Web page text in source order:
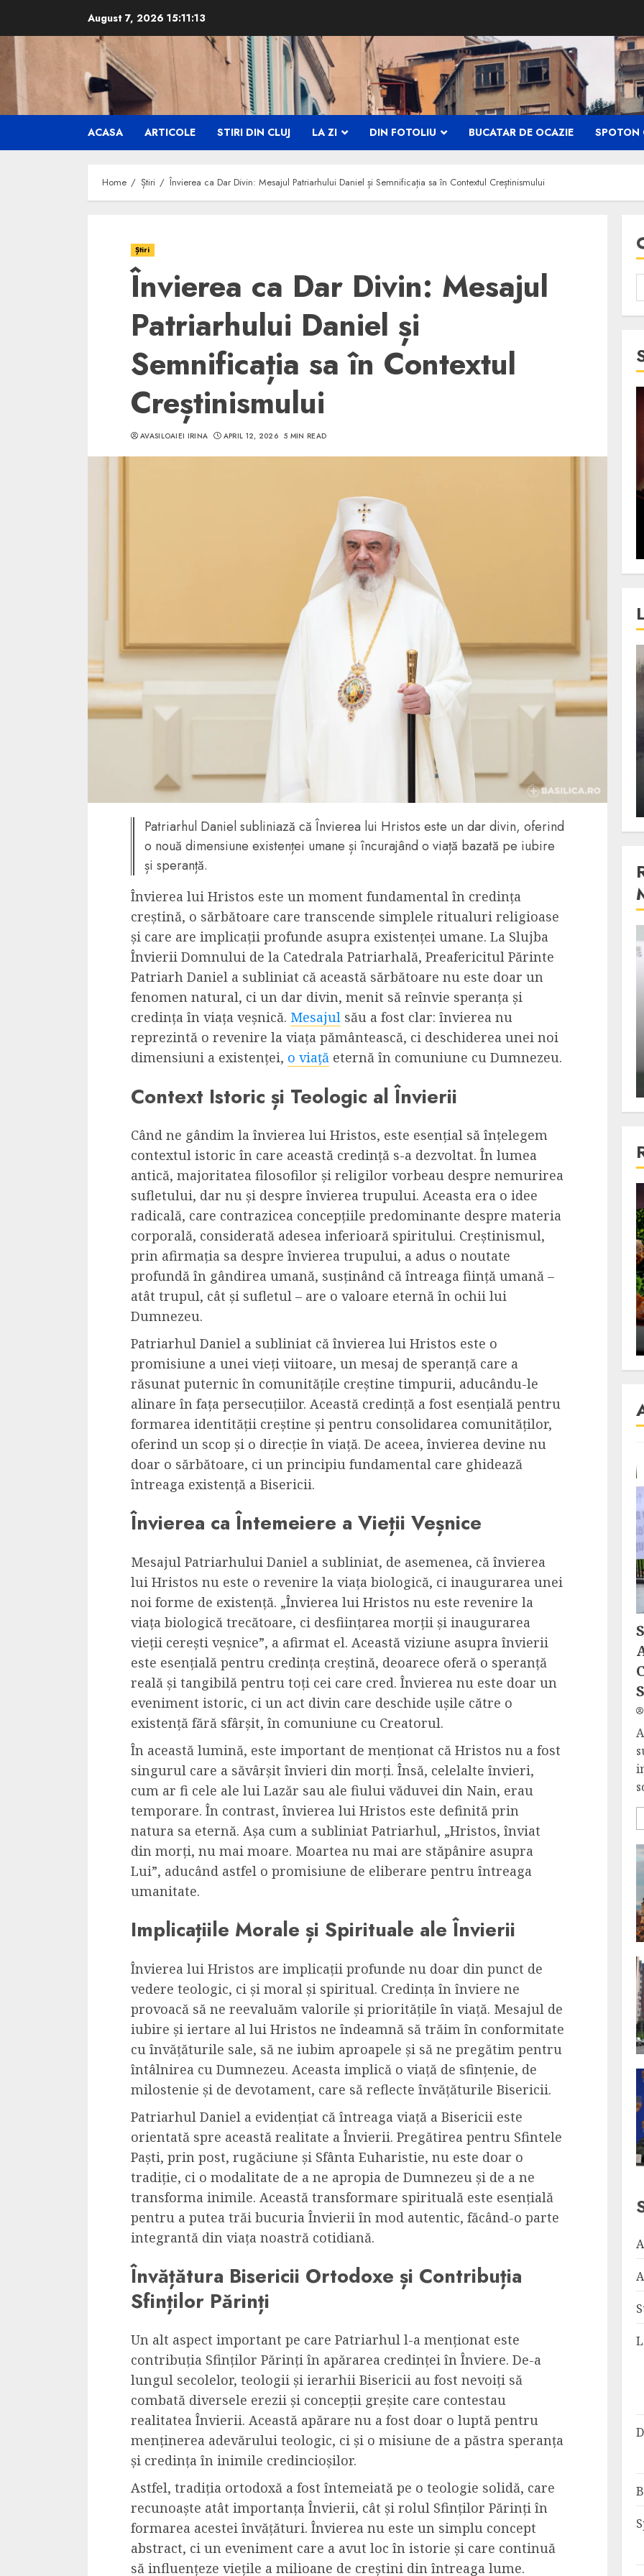
content
August 7, 2026 15:11:15
ACASA ARTICOLE STIRI DIN CLUJ LA ZI DIN FOTOLIU BUCATAR DE OCAZIE SPOTON
Home Știri Învierea ca Dar Divin: Mesajul Patriarhului Daniel și Semnificația sa în Contextul Creștinismului
Știri
Învierea ca Dar Divin: Mesajul
Patriarhului Daniel și
Semnificația sa în Contextul
Creștinismului
AVASILOAIEI IRINA APRIL 12, 2026 5 MIN READ
Patriarhul Daniel subliniază că Învierea lui Hristos este un dar divin, oferind
o nouă dimensiune existenței umane și încurajând o viață bazată pe iubire
și speranță.
Învierea lui Hristos este un moment fundamental în credința
creștină, o sărbătoare care transcende simplele ritualuri religioase
și care are implicații profunde asupra existenței umane. La Slujba
Învierii Domnului de la Catedrala Patriarhală, Preafericitul Părinte
Patriarh Daniel a subliniat că această sărbătoare nu este doar un
fenomen natural, ci un dar divin, menit să reînvie speranța și
credința în viața veșnică. Mesajul său a fost clar: învierea nu
reprezintă o revenire la viața pământească, ci deschiderea unei noi
dimensiuni a existenței, o viață eternă în comuniune cu Dumnezeu.
Context Istoric și Teologic al Învierii
Când ne gândim la învierea lui Hristos, este esențial să înțelegem
contextul istoric în care această credință s-a dezvoltat. În lumea
antică, majoritatea filosofilor și religilor vorbeau despre nemurirea
sufletului, dar nu și despre învierea trupului. Aceasta era o idee
radicală, care contrazicea concepțiile predominante despre materia
corporală, considerată adesea inferioară spiritului. Creștinismul,
prin afirmația sa despre învierea trupului, a adus o noutate
profundă în gândirea umană, susținând că întreaga ființă umană –
atât trupul, cât și sufletul – are o valoare eternă în ochii lui
Dumnezeu.
Patriarhul Daniel a subliniat că învierea lui Hristos este o
promisiune a unei vieți viitoare, un mesaj de speranță care a
răsunat puternic în comunitățile creștine timpurii, aducându-le
alinare în fața persecuțiilor. Această credință a fost esențială pentru
formarea identității creștine și pentru consolidarea comunităților,
oferind un scop și o direcție în viață. De aceea, învierea devine nu
doar o sărbătoare, ci un principiu fundamental care ghidează
întreaga existență a Bisericii.
Învierea ca Întemeiere a Vieții Veșnice
Mesajul Patriarhului Daniel a subliniat, de asemenea, că învierea
lui Hristos nu este o revenire la viața biologică, ci inaugurarea unei
noi forme de existență. „Învierea lui Hristos nu este revenire la
viața biologică trecătoare, ci desființarea morții și inaugurarea
vieții cerești veșnice”, a afirmat el. Această viziune asupra învierii
este esențială pentru credința creștină, deoarece oferă o speranță
reală și tangibilă pentru toți cei care cred. Învierea nu este doar un
eveniment istoric, ci un act divin care deschide ușile către o
existență fără sfârșit, în comuniune cu Creatorul.
În această lumină, este important de menționat că Hristos nu a fost
singurul care a săvârșit învieri din morți. Însă, celelalte învieri,
cum ar fi cele ale lui Lazăr sau ale fiului văduvei din Nain, erau
temporare. În contrast, învierea lui Hristos este definită prin
natura sa eternă. Așa cum a subliniat Patriarhul, „Hristos, înviat
din morți, nu mai moare. Moartea nu mai are stăpânire asupra
Lui”, aducând astfel o promisiune de eliberare pentru întreaga
umanitate.
Implicațiile Morale și Spirituale ale Învierii
Învierea lui Hristos are implicații profunde nu doar din punct de
vedere teologic, ci și moral și spiritual. Credința în înviere ne
provoacă să ne reevaluăm valorile și prioritățile în viață. Mesajul de
iubire și iertare al lui Hristos ne îndeamnă să trăim în conformitate
cu învățăturile sale, să ne iubim aproapele și să ne pregătim pentru
întâlnirea cu Dumnezeu. Aceasta implică o viață de sfințenie, de
milostenie și de devotament, care să reflecte învățăturile Bisericii.
Patriarhul Daniel a evidențiat că întreaga viață a Bisericii este
orientată spre această realitate a Învierii. Pregătirea pentru Sfintele
Paști, prin post, rugăciune și Sfânta Euharistie, nu este doar o
tradiție, ci o modalitate de a ne apropia de Dumnezeu și de a ne
transforma inimile. Această transformare spirituală este esențială
pentru a putea trăi bucuria Învierii în mod autentic, făcând-o parte
integrantă din viața noastră cotidiană.
Învățătura Bisericii Ortodoxe și Contribuția
Sfinților Părinți
Un alt aspect important pe care Patriarhul l-a menționat este
contribuția Sfinților Părinți în apărarea credinței în Înviere. De-a
lungul secolelor, teologii și ierarhii Bisericii au fost nevoiți să
combată diversele erezii și concepții greșite care contestau
realitatea Învierii. Această apărare nu a fost doar o luptă pentru
menținerea adevărului teologic, ci și o misiune de a păstra speranța
și credința în inimile credincioșilor.
Astfel, tradiția ortodoxă a fost întemeiată pe o teologie solidă, care
recunoaște atât importanța Învierii, cât și rolul Sfinților Părinți în
formarea acestei învățături. Învierea nu este un simplu concept
abstract, ci un eveniment care a avut loc în istorie și care continuă
să influențeze viețile a milioane de creștini din întreaga lume.
5 min read
SpotOn Cluj
Ce poti vizita in jurul
weekend prelungit in
“Orasul Comoara”?
Festivalurile Clujului. De
4 min read
Razboiul din Gaza, scanteia
fatala pentru Orientul
Mijlociu?
ALEXANDRU S. NOVEMBER 1, 2023
3 min read
Stiinta
Lumina ar putea contribui
si ea la evaporarea apei in
natura
ALEXANDRU S. DECEMBER 27, 2023
3 min read
Din fotoliu
Dungeons & Dragons:
Onoare printre hoti, un
film ca un joc care te
cucereste de la primele
cadre
4 min read
Din fotoliu
The Killer, un film care nu a
reusit sa se ridice la
nivelul asteptarilor
publicului si criticilor
4 min read
Bucatar de ocazie
Cele mai delicioase retete
cu piept de curcan
ALEXANDRU S. MAY 24, 2023
4 min read
Bucatar de ocazie
3 retete delicioase in care
carnea de rata e vedeta
ALEXANDRU S.